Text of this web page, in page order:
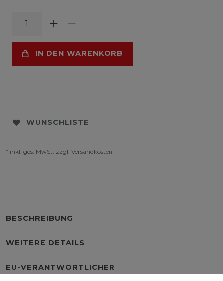
IN DEN WARENKORB
WUNSCHLISTE
* inkl. ges. MwSt. zzgl. Versandkosten
BESCHREIBUNG
WEITERE DETAILS
EU-VERANTWORTLICHER